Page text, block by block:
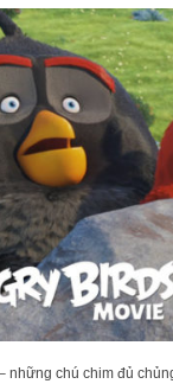
những chú chim đủ